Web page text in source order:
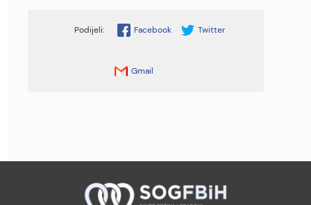
Facebook Twitter
Gmail